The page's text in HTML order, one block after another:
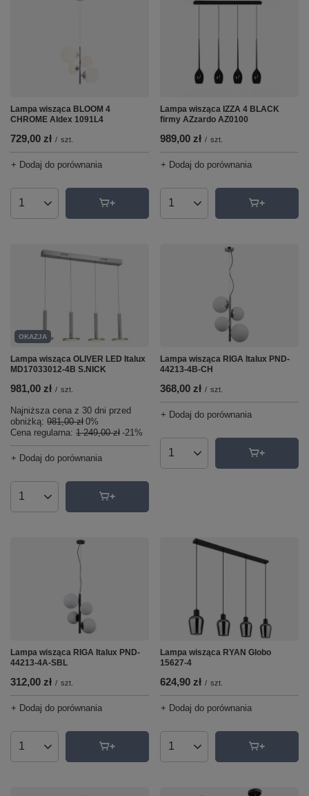
Lampa wisząca BLOOM 4
CHROME Aldex 1091L4
729,00 zł / szt.
+ Dodaj do porównania
Ilość produktów
Lampa wisząca IZZA 4 BLACK
firmy AZzardo AZ0100
989,00 zł / szt.
+ Dodaj do porównania
Ilość produktów
OKAZJA
Lampa wisząca OLIVER LED Italux
MD17033012-4B S.NICK
981,00 zł / szt.
Najniższa cena z 30 dni przed
obniżką: 981,00 zł 0%
Cena regularna: 1 249,00 zł -21%
+ Dodaj do porównania
Ilość produktów
Lampa wisząca RIGA Italux PND-
44213-4B-CH
368,00 zł / szt.
+ Dodaj do porównania
Ilość produktów
Lampa wisząca RIGA Italux PND-
44213-4A-SBL
312,00 zł / szt.
+ Dodaj do porównania
Ilość produktów
Lampa wisząca RYAN Globo
15627-4
624,90 zł / szt.
+ Dodaj do porównania
Ilość produktów